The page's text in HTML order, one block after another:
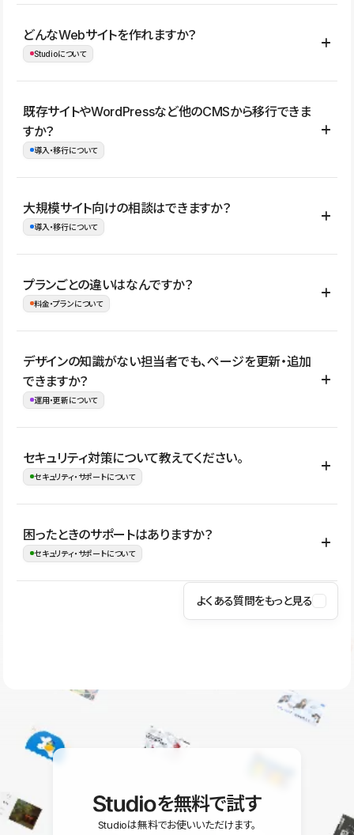
どんなWebサイトを作れますか？
Studioについて
コーポレートサイト、サービスサイト、LP、採用サイト、ブロ
グ・メディア、イベントサイト、店舗・商品紹介サイト、ポートフ
ォリオなど幅広く制作できます。
既存サイトやWordPressなど他のCMSから移行できま
すか？
導入・移行について
はい。既存サイトの構成やコンテンツ、URLを整理したうえで、
Studio上に再構築する形で移行できます。 WordPressの場合は、
イト全体のデザインや設定がそのまま移行されるわけではないた
め、移行後にページ構成やデザイン、CMS設計、URL・リダイレク
大規模サイト向けの相談はできますか？
導入・移行について
はい。アクセス規模が大きいサイトや、複数部門での運用、権限管
理、セキュリティ確認、既存システムとの連携など、個別の要件が
ない段階でも、お問い合わせください。
お問合せはこちら
プランごとの違いはなんですか？
料金・プランについて
公開ページ数、バージョン履歴の期間、CMS利用数の上限、権限
管理の有無などがプランごとに異なります。詳しくは料金プランペ
ージをご覧ください。
デザインの知識がない担当者でも、ページを更新・追加
できますか？
運用・更新について
はい。CMSやコンポーネントを活用して更新範囲を設計しておく
ことで、デザインを崩しにくい状態で運用できます。 さらにコン
ながらレイアウトに影響を与えずに更新作業を進めやすくなりま
す。
セキュリティ対策について教えてください。
セキュリティ・サポートについて
Studioでは、公開サイトやサービスを安全に利用できるよう、通信
の暗号化、データ保護、アクセス管理、脆弱性対策など、複数の観
はSSL/TLSによる通信暗号化に対応しており、悪質なスクリプトの
困ったときのサポートはありますか？
セキュリティ・サポートについて
操作方法や機能については、ヘルプセンターでご確認いただけま
ユーザー同士で質問・相談できるコミュニティもご利用ください。
よくある質問をもっと見る
を無料で試す
Studioは無料でお使いいただけます。